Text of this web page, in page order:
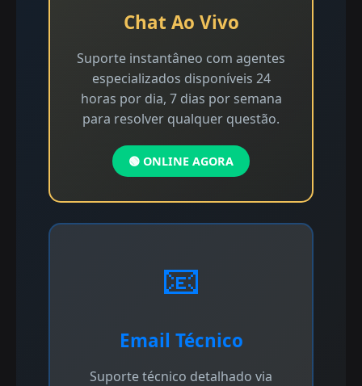
Chat Ao Vivo
Suporte instantâneo com agentes
especializados disponíveis 24
horas por dia, 7 dias por semana
para resolver qualquer questão.
🟢 ONLINE AGORA
📧
Email Técnico
Suporte técnico detalhado via